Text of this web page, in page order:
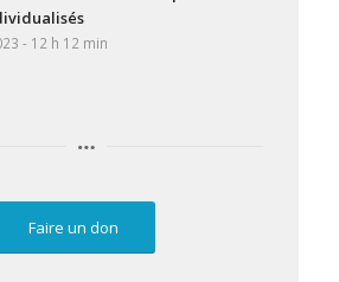
- 12 h 12 min
Faire un don